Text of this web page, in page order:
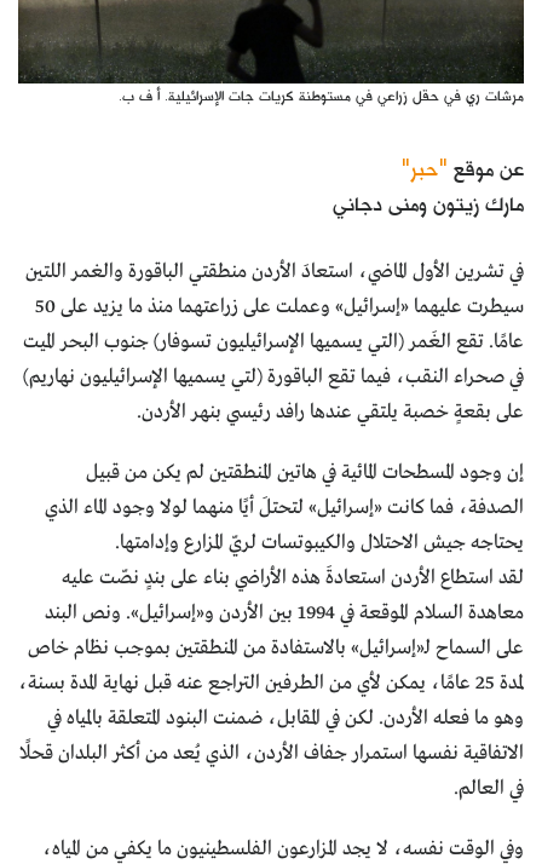
مرشات ري في حقل زراعي في مستوطنة كريات جات الإسرائيلية. أ ف ب.
عن موقع "حبر"
مارك زيتون ومنى دجاني
في تشرين الأول الماضي، استعادَ الأردن منطقتي الباقورة والغمر اللتين
سيطرت عليهما «إسرائيل» وعملت على زراعتهما منذ ما يزيد على 50
عامًا. تقع الغَمر (التي يسميها الإسرائيليون تسوفار) جنوب البحر الميت
في صحراء النقب، فيما تقع الباقورة (لتي يسميها الإسرائيليون نهاريم)
على بقعةٍ خصبة يلتقي عندها رافد رئيسي بنهر الأردن.
إن وجود المسطحات المائية في هاتين المنطقتين لم يكن من قبيل
الصدفة، فما كانت «إسرائيل» لتحتلَ أيًا منهما لولا وجود الماء الذي
يحتاجه جيش الاحتلال والكيبوتسات لريّ المزارع وإدامتها.
لقد استطاع الأردن استعادةَ هذه الأراضي بناء على بندٍ نصّت عليه
معاهدة السلام الموقعة في 1994 بين الأردن و«إسرائيل». ونص البند
على السماح لـ«إسرائيل» بالاستفادة من المنطقتين بموجب نظام خاص
لمدة 25 عامًا، يمكن لأي من الطرفين التراجع عنه قبل نهاية المدة بسنة،
وهو ما فعله الأردن. لكن في المقابل، ضمنت البنود المتعلقة بالمياه في
الاتفاقية نفسها استمرار جفاف الأردن، الذي يُعد من أكثر البلدان قحلًا
في العالم.
وفي الوقت نفسه، لا يجد المزارعون الفلسطينيون ما يكفي من المياه،